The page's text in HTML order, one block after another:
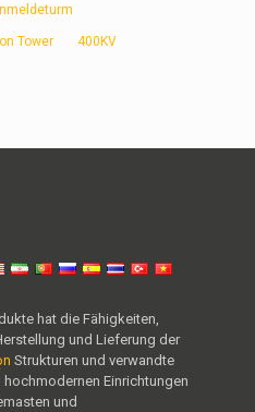
Tower 400KV
hat die Fähigkeiten,
und Lieferung der
Strukturen und verwandte
Einrichtungen
und